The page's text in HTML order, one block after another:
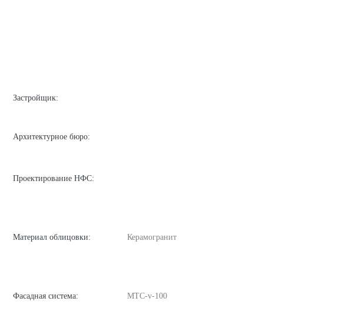
Застройщик:
Архитектурное бюро:
Проектирование НФС:
Материал облицовки: Керамогранит
Фасадная система: MTC-v-100